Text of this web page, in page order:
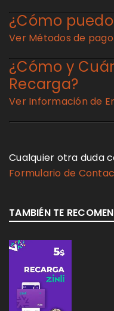
¿Cómo
Ver Métodos de pago
¿Cómo y
Recarga?
Ver Información de
Cualquier otra duda
Formulario de
TAMBIÉN TE